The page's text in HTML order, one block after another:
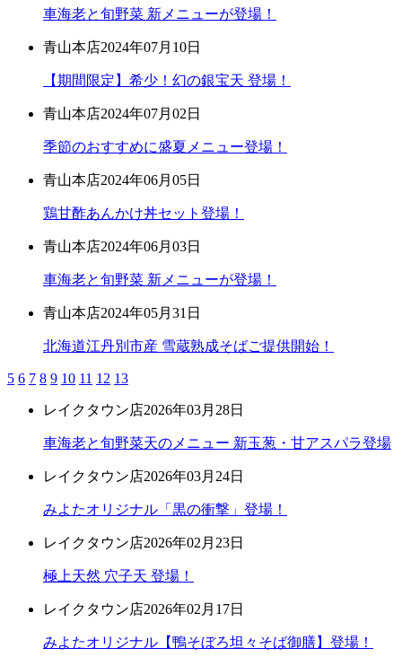
車海老と旬野菜 新メニューが登場！
青山本店2024年07月10日
【期間限定】希少！幻の銀宝天 登場！
青山本店2024年07月02日
季節のおすすめに盛夏メニュー登場！
青山本店2024年06月05日
鶏甘酢あんかけ丼セット登場！
青山本店2024年06月03日
車海老と旬野菜 新メニューが登場！
青山本店2024年05月31日
北海道江丹別市産 雪蔵熟成そばご提供開始！
5 6 7 8 9 10 11 12 13
レイクタウン店2026年03月28日
車海老と旬野菜天のメニュー 新玉葱・甘アスパラ登場
レイクタウン店2026年03月24日
みよたオリジナル「黒の衝撃」登場！
レイクタウン店2026年02月23日
極上天然 穴子天 登場！
レイクタウン店2026年02月17日
みよたオリジナル【鴨そぼろ坦々そば御膳】登場！